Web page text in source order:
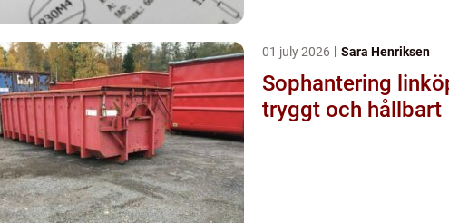
01 july 2026 Sara Henriksen
Sophantering linköping
tryggt och hållbart